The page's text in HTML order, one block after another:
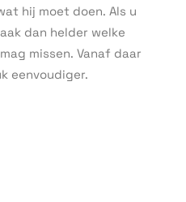
hij moet doen. Als u
dan helder welke
missen. Vanaf daar
eenvoudiger.